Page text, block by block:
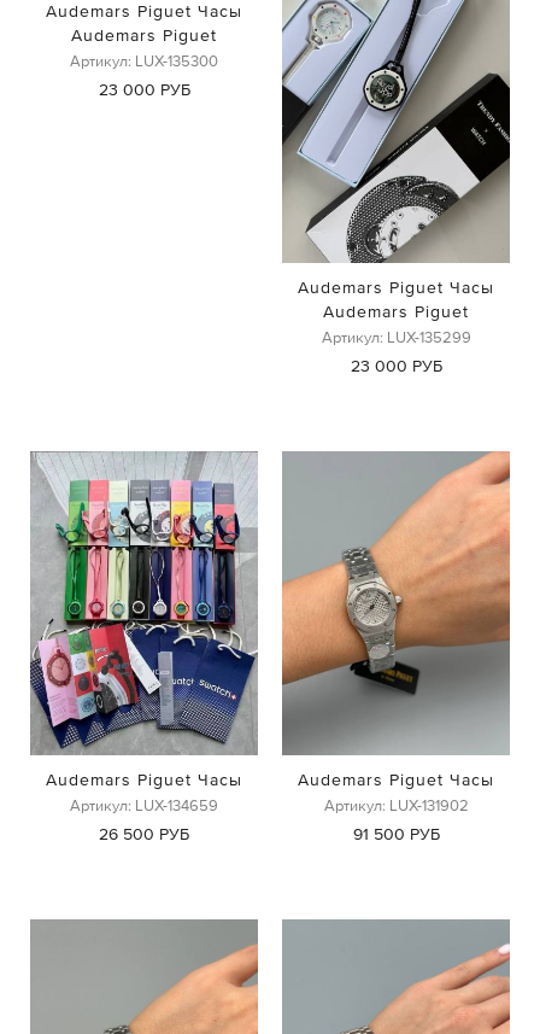
Audemars Piguet Часы
Audemars Piguet
Артикул: LUX-135300
23 000 РУБ
Audemars Piguet Часы
Audemars Piguet
Артикул: LUX-135299
23 000 РУБ
Audemars Piguet Часы
Артикул: LUX-134659
26 500 РУБ
Audemars Piguet Часы
Артикул: LUX-131902
91 500 РУБ